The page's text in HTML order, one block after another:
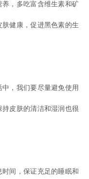
，多吃富含维生素和矿
健康，促进黑色素的生
，我们要尽量避免使用
皮肤的清洁和湿润也很
间，保证充足的睡眠和